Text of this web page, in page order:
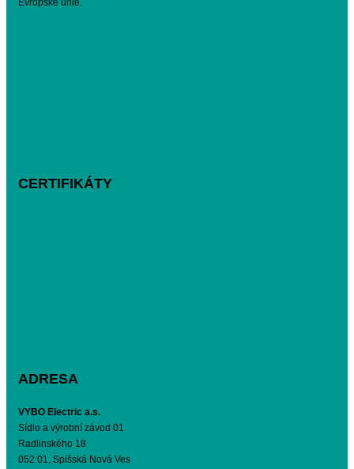
Evropské unie.
CERTIFIKÁTY
ADRESA
VYBO Electric a.s.
Sídlo a výrobní závod 01
Radlinského 18
052 01, Spišská Nová Ves